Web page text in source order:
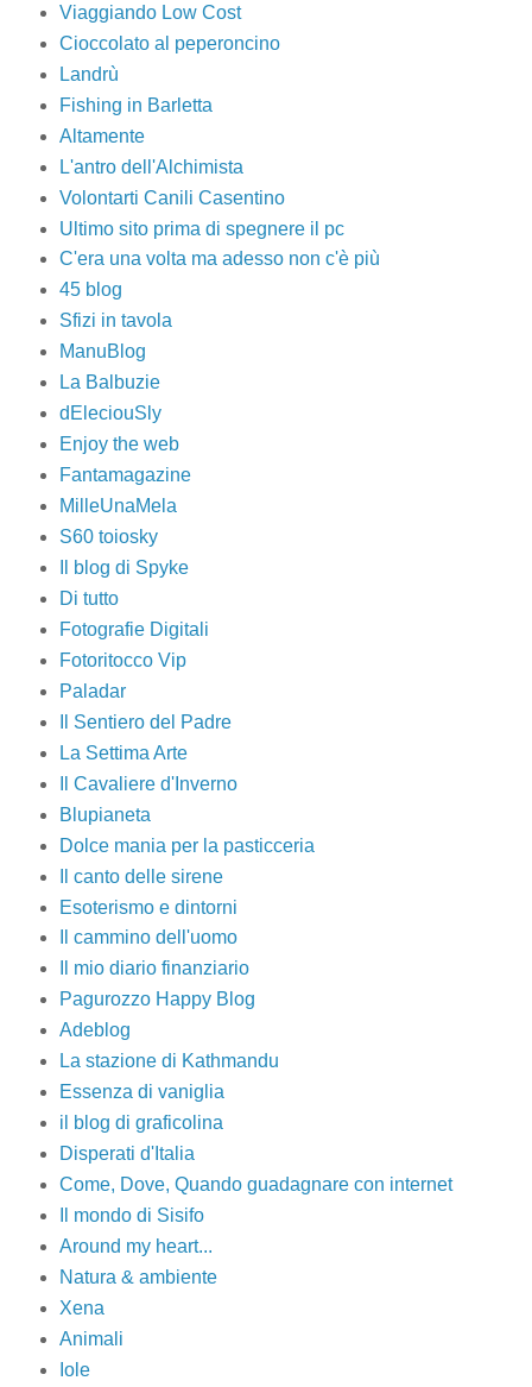
Viaggiando Low Cost
Cioccolato al peperoncino
Landrù
Fishing in Barletta
Altamente
L'antro dell'Alchimista
Volontarti Canili Casentino
Ultimo sito prima di spegnere il pc
C'era una volta ma adesso non c'è più
45 blog
Sfizi in tavola
ManuBlog
La Balbuzie
dEleciouSly
Enjoy the web
Fantamagazine
MilleUnaMela
S60 toiosky
Il blog di Spyke
Di tutto
Fotografie Digitali
Fotoritocco Vip
Paladar
Il Sentiero del Padre
La Settima Arte
Il Cavaliere d'Inverno
Blupianeta
Dolce mania per la pasticceria
Il canto delle sirene
Esoterismo e dintorni
Il cammino dell'uomo
Il mio diario finanziario
Pagurozzo Happy Blog
Adeblog
La stazione di Kathmandu
Essenza di vaniglia
il blog di graficolina
Disperati d'Italia
Come, Dove, Quando guadagnare con internet
Il mondo di Sisifo
Around my heart...
Natura & ambiente
Xena
Animali
Iole